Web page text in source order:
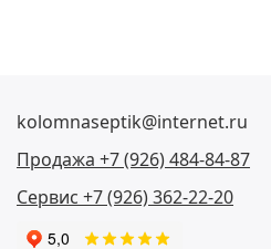
kolomnaseptik@internet.ru
Продажа +7 (926) 484-84-87
Сервис +7 (926) 362-22-20